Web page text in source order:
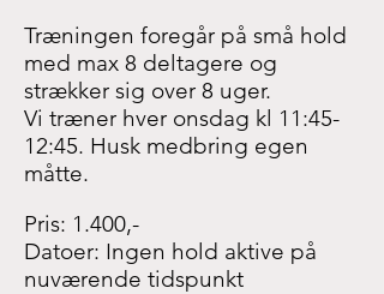
Træningen foregår på små hold
med max 8 deltagere og
strækker sig over 8 uger.
Vi træner hver onsdag kl 11:45-
12:45. Husk medbring egen
måtte.
Pris: 1.400,-
Datoer: Ingen hold aktive på
nuværende tidspunkt